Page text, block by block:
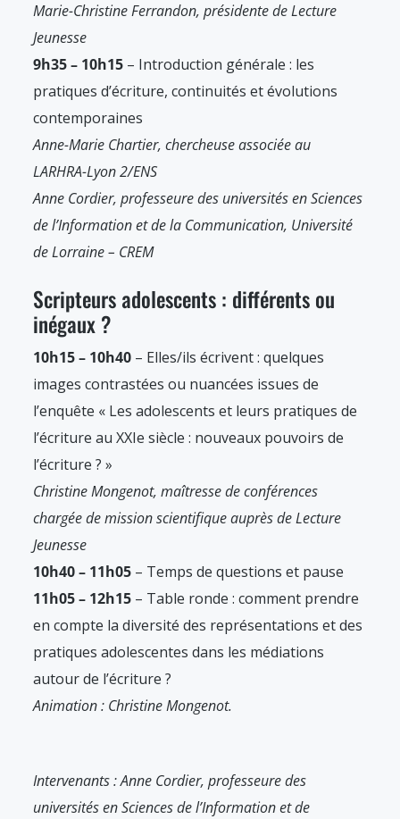
Marie-Christine Ferrandon, présidente de Lecture
Jeunesse
9h35 – 10h15 – Introduction générale : les
pratiques d’écriture, continuités et évolutions
contemporaines
Anne-Marie Chartier, chercheuse associée au
LARHRA-Lyon 2/ENS
Anne Cordier, professeure des universités en Sciences
de l’Information et de la Communication, Université
de Lorraine – CREM
Scripteurs adolescents : différents ou
inégaux ?
10h15 – 10h40 – Elles/ils écrivent : quelques
images contrastées ou nuancées issues de
l’enquête « Les adolescents et leurs pratiques de
l’écriture au XXIe siècle : nouveaux pouvoirs de
l’écriture ? »
Christine Mongenot, maîtresse de conférences
chargée de mission scientifique auprès de Lecture
Jeunesse
10h40 – 11h05 – Temps de questions et pause
11h05 – 12h15 – Table ronde : comment prendre
en compte la diversité des représentations et des
pratiques adolescentes dans les médiations
autour de l’écriture ?
Animation : Christine Mongenot.
Intervenants : Anne Cordier, professeure des
universités en Sciences de l’Information et de